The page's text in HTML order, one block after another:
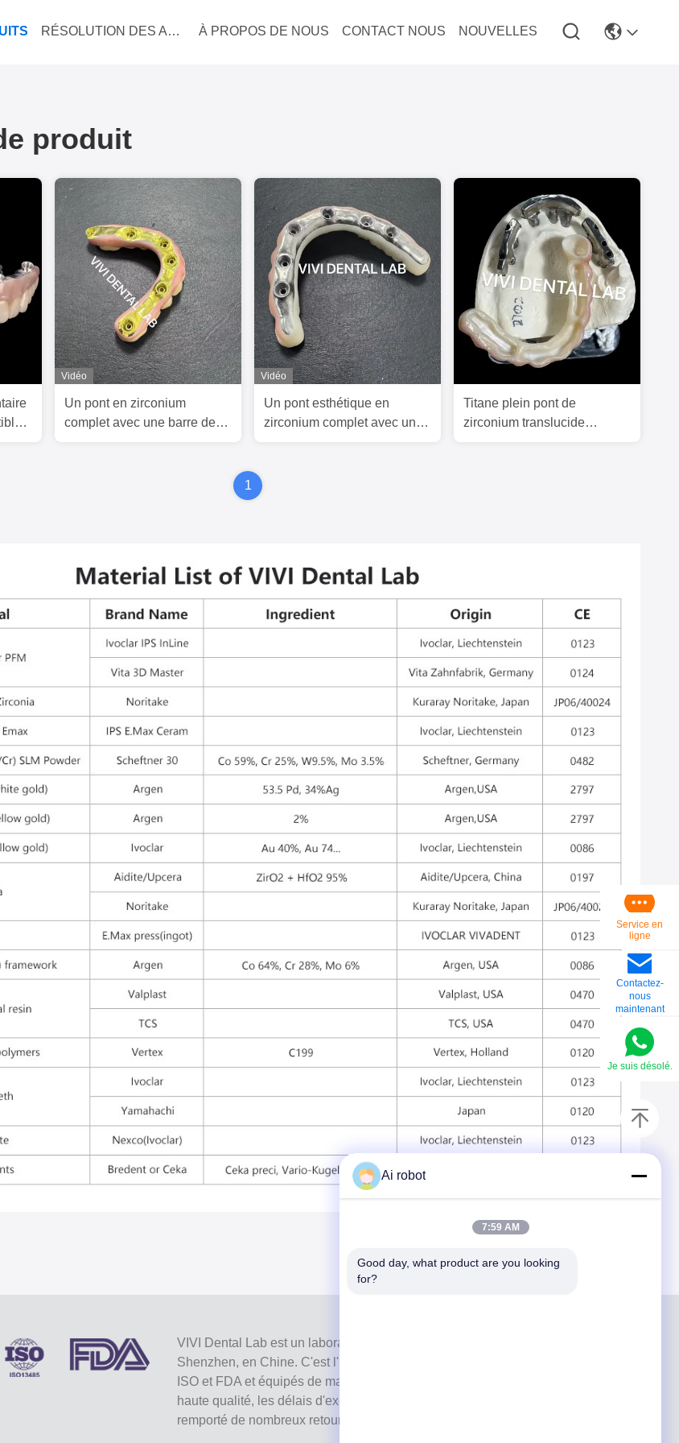
RÉSOLUTION DES AFFAIRES À PROPOS DE NOUS CONTACT NOUS NOUVELLES
produit
Vidéo
Un pont en zirconium
complet avec une barre de
Vidéo
Un pont esthétique en
zirconium complet avec une
Titane plein pont de
zirconium translucide
1
VIVI Dental Lab est un laboratoire de haut niveau à service complet de
Shenzhen, en Chine. C'est l'un des meilleurs laboratoires dentaires certifiés CE,
ISO et FDA et équipés de machines modernes. C'est l'engagement envers la
haute qualité, les délais d'exécution rapides et les services professionnels a
remporté de nombreux retours positifs des marchés européens et américains.
Service en
ligne
Contactez-
nous
maintenant
Je suis désolé.
Ai robot
7:59 AM
Good day, what product are you looking
for?